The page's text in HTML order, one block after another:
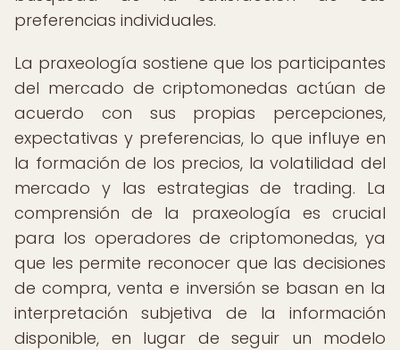
preferencias individuales.
La praxeología sostiene que los participantes
del mercado de criptomonedas actúan de
acuerdo con sus propias percepciones,
expectativas y preferencias, lo que influye en
la formación de los precios, la volatilidad del
mercado y las estrategias de trading. La
comprensión de la praxeología es crucial
para los operadores de criptomonedas, ya
que les permite reconocer que las decisiones
de compra, venta e inversión se basan en la
interpretación subjetiva de la información
disponible, en lugar de seguir un modelo